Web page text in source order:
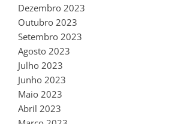
Dezembro 2023
Outubro 2023
Setembro 2023
Agosto 2023
Julho 2023
Junho 2023
Maio 2023
Abril 2023